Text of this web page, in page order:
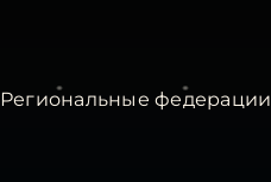
Региональные федерации